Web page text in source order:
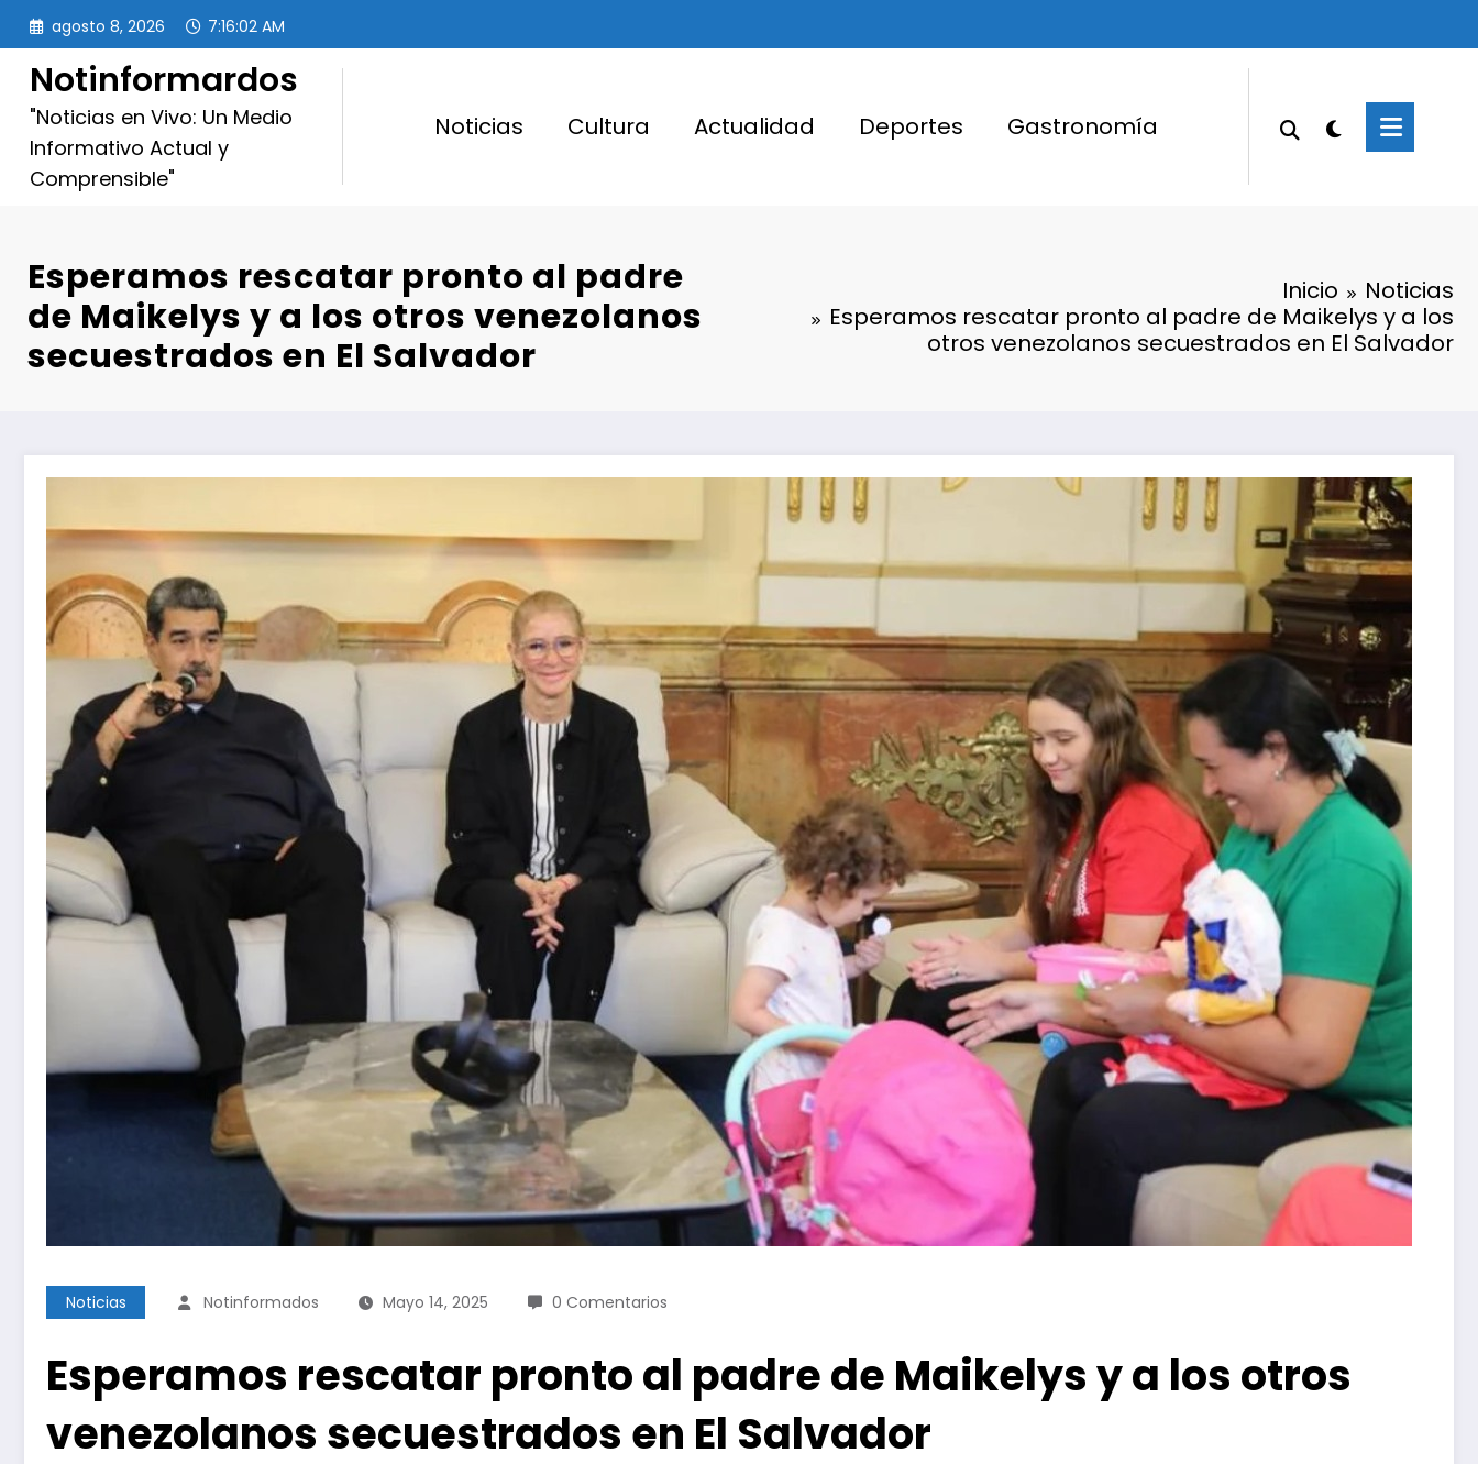
Saltar
contenido
agosto 8, 2026 7:16:03 AM
Notinformardos
"Noticias en Vivo: Un Medio
Informativo Actual y
Comprensible"
Noticias Cultura Actualidad Deportes Gastronomía
Esperamos rescatar pronto al padre
de Maikelys y a los otros venezolanos
secuestrados en El Salvador
Inicio
Noticias
Esperamos rescatar pronto al padre de Maikelys y a los
otros venezolanos secuestrados en El Salvador
Noticias Notinformados Mayo 14, 2025 0 Comentarios
Esperamos rescatar pronto al padre de Maikelys y a los otros
venezolanos secuestrados en El Salvador